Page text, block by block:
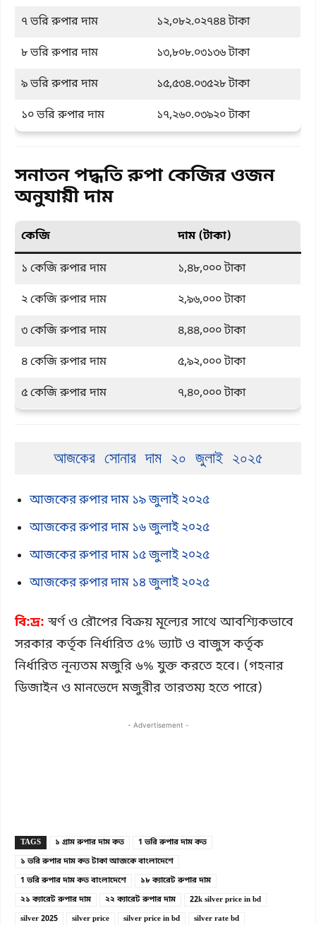
৭ ভরি রুপার দাম
১২,০৮২.০২৭৪৪ টাকা
৮ ভরি রুপার দাম
১৩,৮০৮.০৩১৩৬ টাকা
৯ ভরি রুপার দাম
১৫,৫৩৪.০৩৫২৮ টাকা
১০ ভরি রুপার দাম
১৭,২৬০.০৩৯২০ টাকা
সনাতন পদ্ধতি রুপা কেজির ওজন
অনুযায়ী দাম
কেজি দাম (টাকা)
১ কেজি রুপার দাম
১,৪৮,০০০ টাকা
২ কেজি রুপার দাম
২,৯৬,০০০ টাকা
৩ কেজি রুপার দাম
৪,৪৪,০০০ টাকা
৪ কেজি রুপার দাম
৫,৯২,০০০ টাকা
৫ কেজি রুপার দাম
৭,৪০,০০০ টাকা
আজকের সোনার দাম ২০ জুলাই ২০২৫
আজকের ‍রুপার দাম ১৯ জুলাই ২০২৫
আজকের ‍রুপার দাম ১৬ জুলাই ২০২৫
আজকের ‍রুপার দাম ১৫ জুলাই ২০২৫
আজকের ‍রুপার দাম ১৪ জুলাই ২০২৫
বি:দ্র: স্বর্ণ ও রৌপের বিক্রয় মূল্যের সাথে আবশ্যিকভাবে
সরকার কর্তৃক নির্ধারিত ৫% ভ্যাট ও বাজুস কর্তৃক
নির্ধারিত নূন্যতম মজুরি ৬% যুক্ত করতে হবে। (গহনার
ডিজাইন ও মানভেদে মজুরীর তারতম্য হতে পারে)
- Advertisement -
TAGS ১ গ্রাম রুপার দাম কত
1 ভরি রুপার দাম কত
১ ভরি রুপার দাম কত টাকা আজকে বাংলাদেশে
1 ভরি রুপার দাম কত বাংলাদেশে
১৮ ক্যারেট রুপার দাম
২১ ক্যারেট রুপার দাম
২২ ক্যারেট রুপার দাম
22k silver price in bd
silver 2025
silver price silver price in bd
silver rate bd